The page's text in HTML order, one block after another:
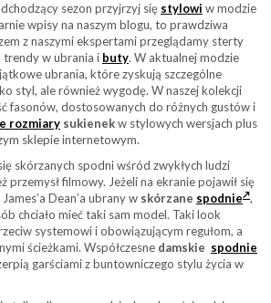
sezon przyjrzyj się stylowi w modzie
wpisy na naszym blogu, to prawdziwa
z naszymi ekspertami przeglądamy sterty
trendy w ubrania i buty. W aktualnej modzie
ubrania, które zyskują szczególne
styl, ale również wygodę. W naszej kolekcji
fasonów, dostosowanych do różnych gustów i
rozmiary sukienekw stylowych wersjach plus
sklepie internetowym.
skórzanych spodni wśród zwykłych ludzi
przemysł filmowy. Jeżeli na ekranie pojawił się
Dean’a ubrany w skórzane spodnie ,
chciało mieć taki sam model. Taki look
systemowi i obowiązującym regułom, a
ścieżkami. Współczesne damskie spodnie
garściami z buntowniczego stylu życia w